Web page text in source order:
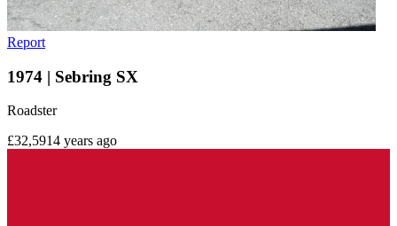
Report
1974 | Sebring SX
Roadster
£32,5914 years ago